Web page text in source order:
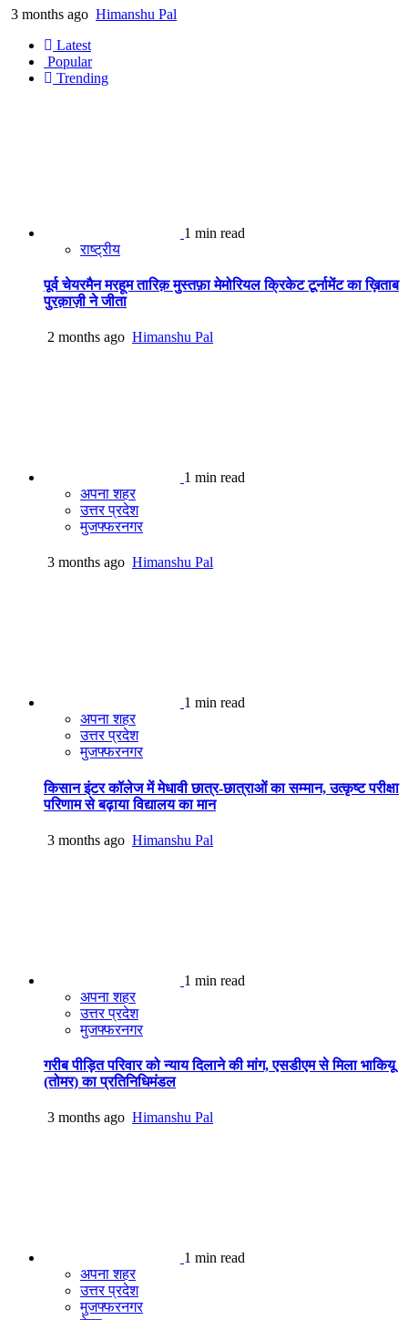
3 months ago Himanshu Pal
Latest
Popular
Trending
1 min read
राष्ट्रीय
पूर्व चेयरमैन मरहूम तारिक़ मुस्तफ़ा मेमोरियल क्रिकेट टूर्नामेंट का ख़िताब
पुरक़ाज़ी ने जीता
2 months ago Himanshu Pal
1 min read
अपना शहर
उत्तर प्रदेश
मुजफ्फरनगर
3 months ago Himanshu Pal
1 min read
अपना शहर
उत्तर प्रदेश
मुजफ्फरनगर
किसान इंटर कॉलेज में मेधावी छात्र-छात्राओं का सम्मान, उत्कृष्ट परीक्षा
परिणाम से बढ़ाया विद्यालय का मान
3 months ago Himanshu Pal
1 min read
अपना शहर
उत्तर प्रदेश
मुजफ्फरनगर
गरीब पीड़ित परिवार को न्याय दिलाने की मांग, एसडीएम से मिला भाकियू
(तोमर) का प्रतिनिधिमंडल
3 months ago Himanshu Pal
1 min read
अपना शहर
उत्तर प्रदेश
मुजफ्फरनगर